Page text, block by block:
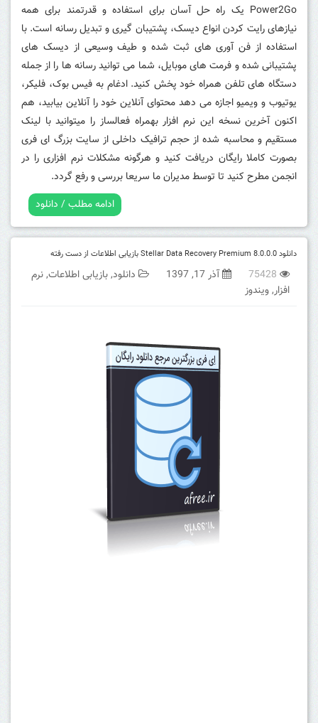
Power2Go یک راه حل آسان برای استفاده و قدرتمند برای همه
نیازهای رایت کردن انواع دیسک، پشتیبان گیری و تبدیل رسانه است. با
استفاده از فن آوری های ثبت شده و طیف وسیعی از دیسک های
پشتیبانی شده و فرمت های موبایل، شما می توانید رسانه ها را از جمله
دستگاه های تلفن همراه خود پخش کنید. ادغام به فیس بوک، فلیکر،
یوتیوب و ویمیو اجازه می دهد محتوای آنلاین خود را آنلاین بیابید، هم
اکنون آخرین نسخه این نرم افزار بهمراه فعالساز را میتوانید با لینک
مستقیم و محاسبه شده از حجم ترافیک داخلی از سایت بزرگ ای فری
بصورت کاملا رایگان دریافت کنید و هرگونه مشکلات نرم افزاری را در
انجمن مطرح کنید تا توسط مدیران ما سریعا بررسی و رفع گردد.
ادامه مطلب / دانلود
دانلود Stellar Data Recovery Premium 8.0.0.0 بازیابی اطلاعات از دست رفته
75428 آذر 17, 1397 دانلود,بازیابی اطلاعات,نرم
افزار,ویندوز